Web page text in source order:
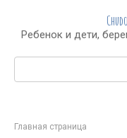
контентуРебенок и дети,
Поиск:
Главная страница